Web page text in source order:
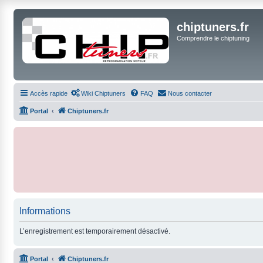
chiptuners.fr
Comprendre le chiptuning
Accès rapide Wiki Chiptuners FAQ Nous contacter
Portal Chiptuners.fr
Informations
L’enregistrement est temporairement désactivé.
Portal Chiptuners.fr